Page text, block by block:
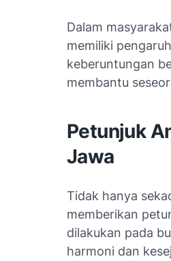
Dalam
memiliki
keberuntungan
membantu
Petunjuk
Jawa
Tidak hanya
memberikan
dilakukan pada
harmoni dan